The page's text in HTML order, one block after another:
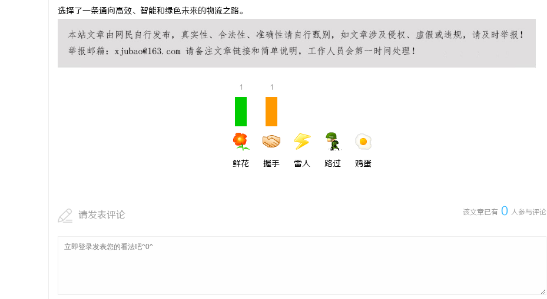
选择了一条通向高效、智能和绿色未来的物流之路。
1
鲜花
1
握手 雷人 路过 鸡蛋
该文章已有 0 人参与评论
请发表评论
贝净 AC 国际医疗实验室，标准化研发体系 550FC45耐磨改性颗粒：提升耐磨性能 商标购买：即买即用，规避侵权风险